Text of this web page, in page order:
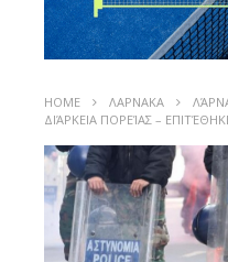
HOME ΛΑΡΝΑΚΑ
ΔΙΆΡΚΕΙΑ ΠΟΡΕΊΑΣ –